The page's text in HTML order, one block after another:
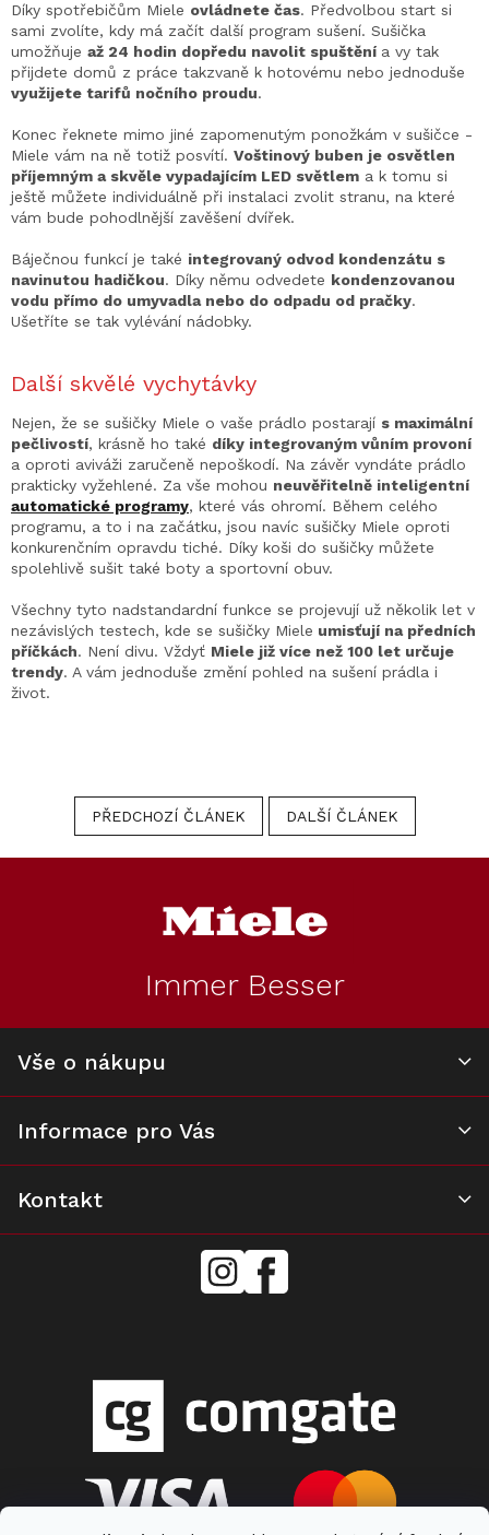
Díky spotřebičům Miele ovládnete čas. Předvolbou start si
sami zvolíte, kdy má začít další program sušení. Sušička
umožňuje až 24 hodin dopředu navolit spuštění a vy tak
přijdete domů z práce takzvaně k hotovému nebo jednoduše
využijete tarifů nočního proudu.
Konec řeknete mimo jiné zapomenutým ponožkám v sušičce -
Miele vám na ně totiž posvítí. Voštinový buben je osvětlen
příjemným a skvěle vypadajícím LED světlem a k tomu si
ještě můžete individuálně při instalaci zvolit stranu, na které
vám bude pohodlnější zavěšení dvířek.
Báječnou funkcí je také integrovaný odvod kondenzátu s
navinutou hadičkou. Díky němu odvedete kondenzovanou
vodu přímo do umyvadla nebo do odpadu od pračky.
Ušetříte se tak vylévání nádobky.
Další skvělé vychytávky
Nejen, že se sušičky Miele o vaše prádlo postarají s maximální
pečlivostí, krásně ho také díky integrovaným vůním provoní
a oproti aviváži zaručeně nepoškodí. Na závěr vyndáte prádlo
prakticky vyžehlené. Za vše mohou neuvěřitelně inteligentní
automatické programy, které vás ohromí. Během celého
programu, a to i na začátku, jsou navíc sušičky Miele oproti
konkurenčním opravdu tiché. Díky koši do sušičky můžete
spolehlivě sušit také boty a sportovní obuv.
Všechny tyto nadstandardní funkce se projevují už několik let v
nezávislých testech, kde se sušičky Miele umisťují na předních
příčkách. Není divu. Vždyť Miele již více než 100 let určuje
trendy. A vám jednoduše změní pohled na sušení prádla i
život.
PŘEDCHOZÍ ČLÁNEK DALŠÍ ČLÁNEK
Immer Besser
Vše o nákupu
Informace pro Vás
Kontakt
mielecentervlasek
Miele
Center